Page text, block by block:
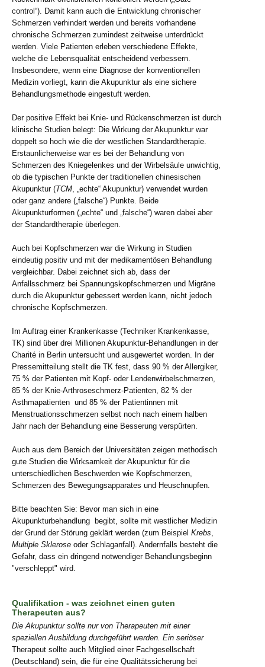
control“). Damit kann auch die Entwicklung chronischer
Schmerzen verhindert werden und bereits vorhandene
chronische Schmerzen zumindest zeitweise unterdrückt
werden. Viele Patienten erleben verschiedene Effekte,
welche die Lebensqualität entscheidend verbessern.
Insbesondere, wenn eine Diagnose der konventionellen
Medizin vorliegt, kann die Akupunktur als eine sichere
Behandlungsmethode eingestuft werden.
Der positive Effekt bei Knie- und Rückenschmerzen ist durch
klinische Studien belegt: Die Wirkung der Akupunktur war
doppelt so hoch wie die der westlichen Standardtherapie.
Erstaunlicherweise war es bei der Behandlung von
Schmerzen des Kniegelenkes und der Wirbelsäule unwichtig,
ob die typischen Punkte der traditionellen chinesischen
Akupunktur (TCM, „echte“ Akupunktur) verwendet wurden
oder ganz andere („falsche“) Punkte. Beide
Akupunkturformen („echte“ und „falsche“) waren dabei aber
der Standardtherapie überlegen.
Auch bei Kopfschmerzen war die Wirkung in Studien
eindeutig positiv und mit der medikamentösen Behandlung
vergleichbar. Dabei zeichnet sich ab, dass der
Anfallsschmerz bei Spannungskopfschmerzen und Migräne
durch die Akupunktur gebessert werden kann, nicht jedoch
chronische Kopfschmerzen.
Im Auftrag einer Krankenkasse (Techniker Krankenkasse,
TK) sind über drei Millionen Akupunktur-Behandlungen in der
Charité in Berlin untersucht und ausgewertet worden. In der
Pressemitteilung stellt die TK fest, dass 90 % der Allergiker,
75 % der Patienten mit Kopf- oder Lendenwirbelschmerzen,
85 % der Knie-Arthroseschmerz-Patienten, 82 % der
Asthmapatienten und 85 % der Patientinnen mit
Menstruationsschmerzen selbst noch nach einem halben
Jahr nach der Behandlung eine Besserung verspürten.
Auch aus dem Bereich der Universitäten zeigen methodisch
gute Studien die Wirksamkeit der Akupunktur für die
unterschiedlichen Beschwerden wie Kopfschmerzen,
Schmerzen des Bewegungsapparates und Heuschnupfen.
Bitte beachten Sie: Bevor man sich in eine
Akupunkturbehandlung begibt, sollte mit westlicher Medizin
der Grund der Störung geklärt werden (zum Beispiel Krebs,
Multiple Sklerose oder Schlaganfall). Andernfalls besteht die
Gefahr, dass ein dringend notwendiger Behandlungsbeginn
"verschleppt" wird.
Qualifikation - was zeichnet einen guten
Therapeuten aus?
Die Akupunktur sollte nur von Therapeuten mit einer
speziellen Ausbildung durchgeführt werden. Ein seriöser
Therapeut sollte auch Mitglied einer Fachgesellschaft
(Deutschland) sein, die für eine Qualitätssicherung bei